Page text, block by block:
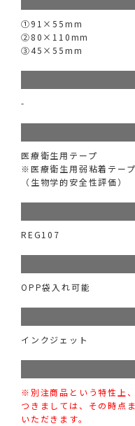
①91×55mm
②80×110mm
③45×55mm
-
医療衛生用テープ
※医療衛生用弱粘着テー
（生物学的安全性評価）
REG107
OPP袋入れ可能
インクジェット
※別注商品という特性上
つきましては、その時点
いただきます。